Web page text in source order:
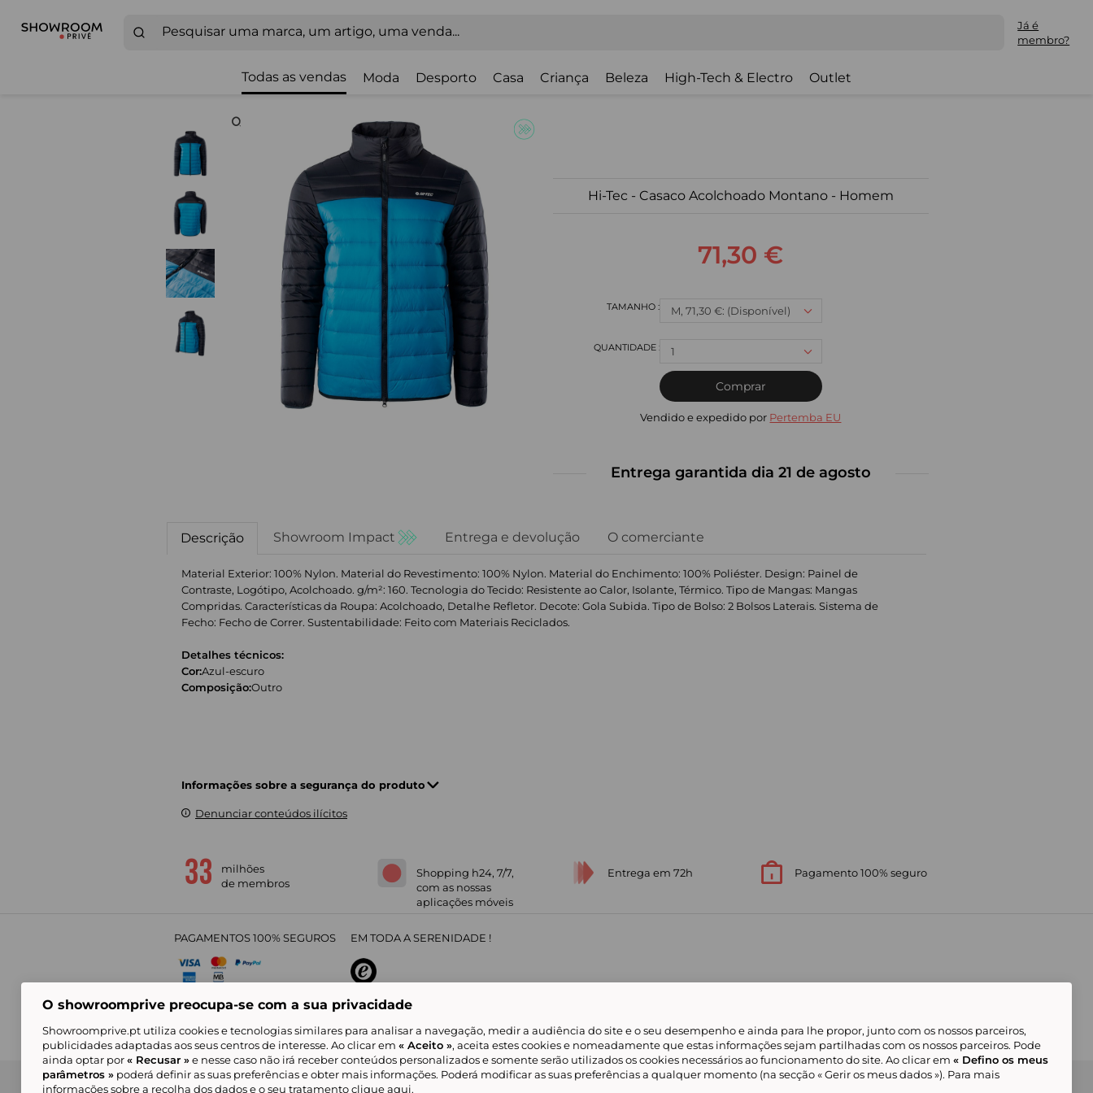
Já é
membro?
Todas as vendas Moda Desporto Casa Criança Beleza High-Tech & Electro Outlet
Hi-Tec - Casaco Acolchoado Montano - Homem
71,30 €
M, 71,30 €: (Disponível)
1
Comprar
Vendido e expedido por Pertemba EU
Entrega garantida dia 21 de agosto
Descrição Showroom Impact Entrega e devolução O comerciante
Material Exterior: 100% Nylon. Material do Revestimento: 100% Nylon. Material do Enchimento: 100% Poliéster. Design: Painel de
Contraste, Logótipo, Acolchoado. g/m²: 160. Tecnologia do Tecido: Resistente ao Calor, Isolante, Térmico. Tipo de Mangas: Mangas
Compridas. Características da Roupa: Acolchoado, Detalhe Refletor. Decote: Gola Subida. Tipo de Bolso: 2 Bolsos Laterais. Sistema de
Fecho: Fecho de Correr. Sustentabilidade: Feito com Materiais Reciclados.
Detalhes técnicos:
Cor:Azul-escuro
Composição:Outro
Informações sobre a segurança do produto
Denunciar conteúdos ilícitos
milhões
de membros
Shopping h24, 7/7,
com as nossas
aplicações móveis
Entrega em 72h Pagamento 100% seguro
PAGAMENTOS 100% SEGUROS EM TODA A SERENIDADE !
4,31/5 sobre
Condições Gerais de Venda Política de Confidencialidade Livro de Reclamações Showroomprive group Ajuda e Contacto Gerir os meus cookies
Condições Gerais
de Marketplace
O showroomprive preocupa-se com a sua privacidade
Showroomprive.pt utiliza cookies e tecnologias similares para analisar a navegação, medir a audiência do site e o seu desempenho e ainda para lhe propor, junto com os nossos parceiros,
publicidades adaptadas aos seus centros de interesse. Ao clicar em « Aceito », aceita estes cookies e nomeadamente que estas informações sejam partilhadas com os nossos parceiros. Pode
ainda optar por« Recusar »e nesse caso não irá receber conteúdos personalizados e somente serão utilizados os cookies necessários ao funcionamento do site. Ao clicar em « Defino os meus
parâmetros » poderá definir as suas preferências e obter mais informações. Poderá modificar as suas preferências a qualquer momento (na secção « Gerir os meus dados »). Para mais
informações sobre a recolha dos dados e o seu tratamento cliqueaqui.